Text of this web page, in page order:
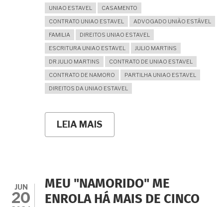
UNIAO ESTAVEL
CASAMENTO
CONTRATO UNIAO ESTAVEL
ADVOGADO UNIÃO ESTÁVEL
FAMILIA
DIREITOS UNIAO ESTAVEL
ESCRITURA UNIAO ESTAVEL
JULIO MARTINS
DR JULIO MARTINS
CONTRATO DE UNIAO ESTAVEL
CONTRATO DE NAMORO
PARTILHA UNIAO ESTAVEL
DIREITOS DA UNIAO ESTAVEL
LEIA MAIS
MESMO
JUSTIÇA
PODE
CONSIDERAR
QUE
JUN
20
MEU "NAMORIDO" ME
ENROLA HÁ MAIS DE CINCO